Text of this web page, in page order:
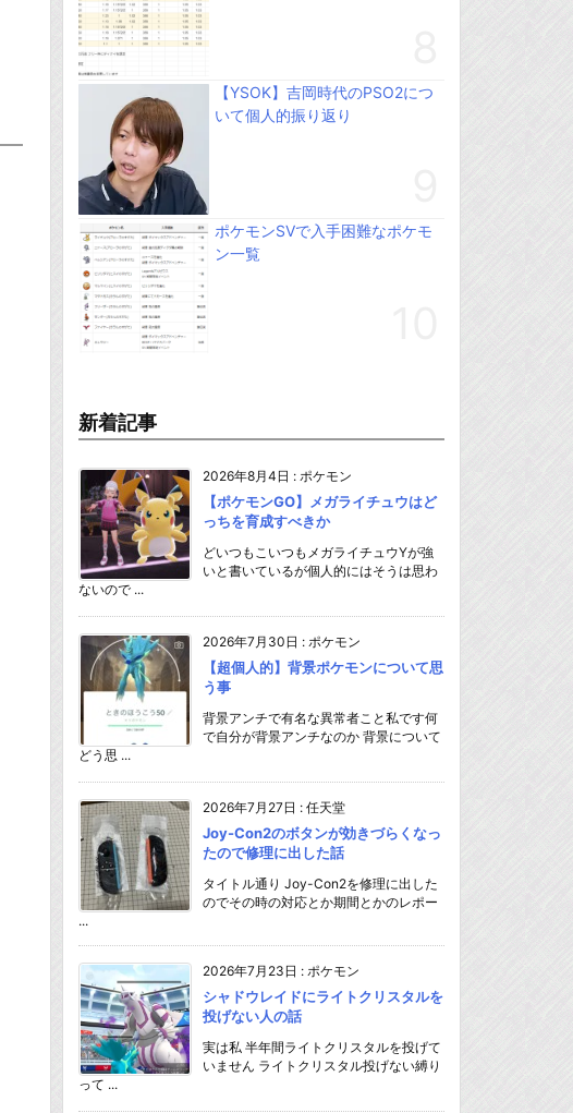
【YSOK】吉岡時代のPSO2につ
いて個人的振り返り
ポケモンSVで入手困難なポケモ
ン一覧
新着記事
2026年8月4日 : ポケモン
【ポケモンGO】メガライチュウはど
っちを育成すべきか
どいつもこいつもメガライチュウYが強
いと書いているが個人的にはそうは思わ
ないので ...
2026年7月30日 : ポケモン
【超個人的】背景ポケモンについて思
う事
背景アンチで有名な異常者こと私です何
で自分が背景アンチなのか 背景について
どう思 ...
2026年7月27日 : 任天堂
Joy-Con2のボタンが効きづらくなっ
たので修理に出した話
タイトル通り Joy-Con2を修理に出した
のでその時の対応とか期間とかのレポー
...
2026年7月23日 : ポケモン
シャドウレイドにライトクリスタルを
投げない人の話
実は私 半年間ライトクリスタルを投げて
いません ライトクリスタル投げない縛り
って ...